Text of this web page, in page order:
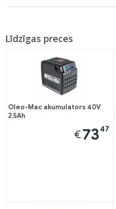
Līdzīgas preces
Oleo-Mac akumulators 40V
2.5Ah
€7347